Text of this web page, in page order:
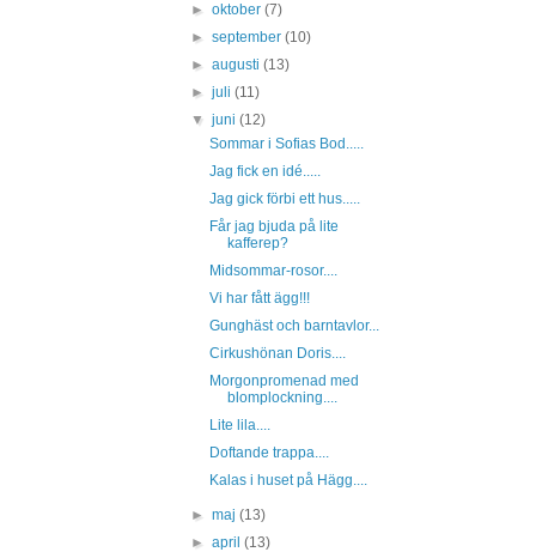
►oktober(7)
►september(10)
►augusti(13)
►juli(11)
▼juni(12)
Sommar i Sofias Bod.....
Jag fick en idé.....
Jag gick förbi ett hus.....
Får jag bjuda på lite
kafferep?
Midsommar-rosor....
Vi har fått ägg!!!
Gunghäst och barntavlor...
Cirkushönan Doris....
Morgonpromenad med
blomplockning....
Lite lila....
Doftande trappa....
Kalas i huset på Hägg....
►maj(13)
►april(13)